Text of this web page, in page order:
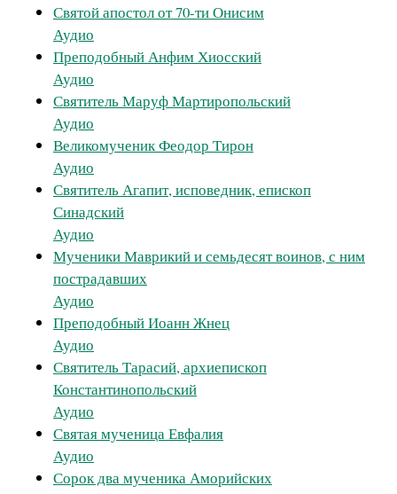
Святой апостол от 70-ти Онисим
Аудио
Преподобный Анфим Хиосский
Аудио
Святитель Маруф Мартиропольский
Аудио
Великомученик Феодор Тирон
Аудио
Святитель Агапит, исповедник, епископ
Синадский
Аудио
Мученики Маврикий и семьдесят воинов, с ним
пострадавших
Аудио
Преподобный Иоанн Жнец
Аудио
Святитель Тарасий, архиепископ
Константинопольский
Аудио
Святая мученица Евфалия
Аудио
Сорок два мученика Аморийских